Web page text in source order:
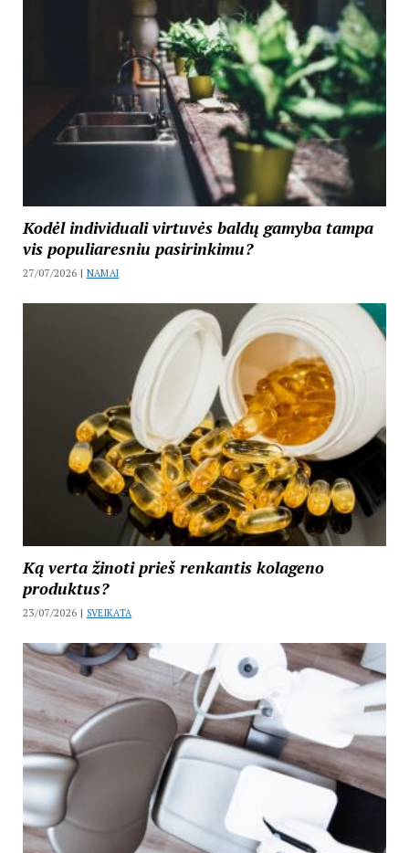
Kodėl individuali virtuvės baldų gamyba tampa
vis populiaresniu pasirinkimu?
27/07/2026 | NAMAI
Ką verta žinoti prieš renkantis kolageno
produktus?
23/07/2026 | SVEIKATA